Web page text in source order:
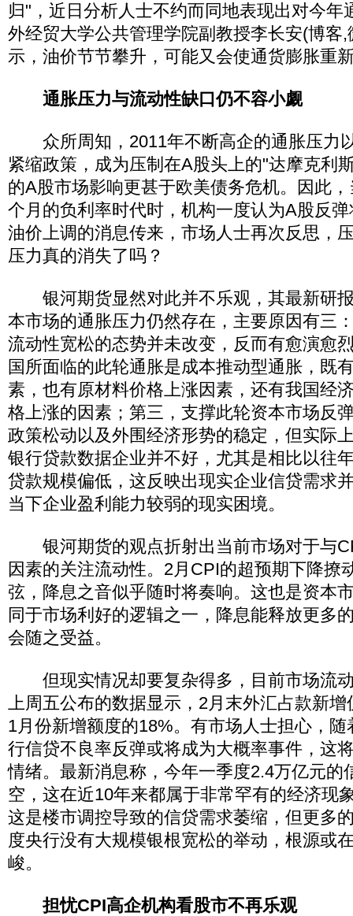
归"，近日分析人士不约而同地表现出对今年
外经贸大学公共管理学院副教授李长安(博客
示，油价节节攀升，可能又会使通货膨胀重
通胀压力与流动性缺口仍不容小觑
众所周知，2011年不断高企的通胀压力
紧缩政策，成为压制在A股头上的"达摩克利
的A股市场影响更甚于欧美债务危机。因此
个月的负利率时代时，机构一度认为A股反
油价上调的消息传来，市场人士再次反思，
压力真的消失了吗？
银河期货显然对此并不乐观，其最新研
本市场的通胀压力仍然存在，主要原因有三
流动性宽松的态势并未改变，反而有愈演愈
国所面临的此轮通胀是成本推动型通胀，既
素，也有原材料价格上涨因素，还有我国经
格上涨的因素；第三，支撑此轮资本市场反
政策松动以及外围经济形势的稳定，但实际
银行贷款数据企业并不好，尤其是相比以往
贷款规模偏低，这反映出现实企业信贷需求
当下企业盈利能力较弱的现实困境。
银河期货的观点折射出当前市场对于与
因素的关注流动性。2月CPI的超预期下降撩
弦，降息之音似乎随时将奏响。这也是资本
同于市场利好的逻辑之一，降息能释放更多
会随之受益。
但现实情况却要复杂得多，目前市场流
上周五公布的数据显示，2月末外汇占款新
1月份新增额度的18%。有市场人士担心，
行信贷不良率反弹或将成为大概率事件，这
情绪。最新消息称，今年一季度2.4万亿元的
空，这在近10年来都属于非常罕有的经济现
这是楼市调控导致的信贷需求萎缩，但更多
度央行没有大规模银根宽松的举动，根源或
峻。
担忧CPI高企机构看股市不再乐观